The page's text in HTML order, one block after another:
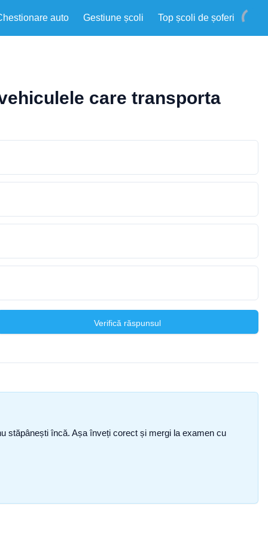
auto Gestiune școli Top școli de șoferi
care transporta
Verifică răspunsul
stăpânești încă. Așa înveți corect și mergi la examen cu